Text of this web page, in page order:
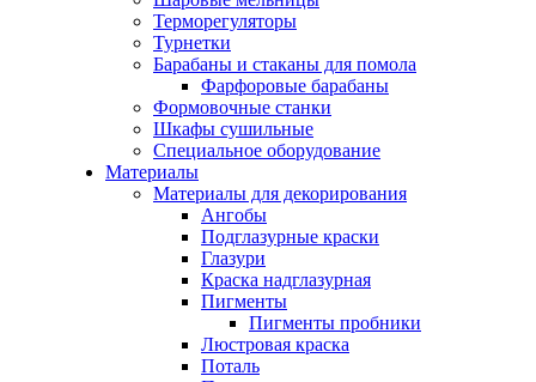
Терморегуляторы
Турнетки
Барабаны и стаканы для помола
Фарфоровые барабаны
Формовочные станки
Шкафы сушильные
Специальное оборудование
Материалы
Материалы для декорирования
Ангобы
Подглазурные краски
Глазури
Краска надглазурная
Пигменты
Пигменты пробники
Люстровая краска
Поталь